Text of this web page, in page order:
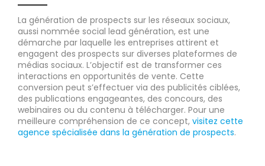
La génération de prospects sur les réseaux sociaux,
aussi nommée social lead génération, est une
démarche par laquelle les entreprises attirent et
engagent des prospects sur diverses plateformes de
médias sociaux. L’objectif est de transformer ces
interactions en opportunités de vente. Cette
conversion peut s’effectuer via des publicités ciblées,
des publications engageantes, des concours, des
webinaires ou du contenu à télécharger. Pour une
meilleure compréhension de ce concept, visitez cette
agence spécialisée dans la génération de prospects.